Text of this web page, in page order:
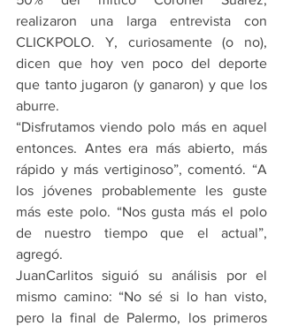
realizaron una larga entrevista con
CLICKPOLO. Y, curiosamente (o no),
dicen que hoy ven poco del deporte
que tanto jugaron (y ganaron) y que los
aburre.
“Disfrutamos viendo polo más en aquel
entonces. Antes era más abierto, más
rápido y más vertiginoso”, comentó. “A
los jóvenes probablemente les guste
más este polo. “Nos gusta más el polo
de nuestro tiempo que el actual”,
agregó.
JuanCarlitos siguió su análisis por el
mismo camino: “No sé si lo han visto,
pero la final de Palermo, los primeros